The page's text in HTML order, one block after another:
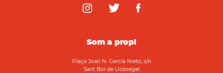
Som a prop!
Plaça Joan N. García Nieto, s/n
Sant Boi de Llobregat